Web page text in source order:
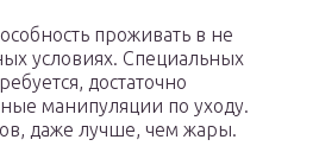
проживать в не
условиях. Специальных
достаточно
манипуляции по уходу.
даже лучше, чем жары.